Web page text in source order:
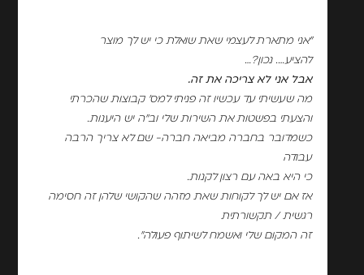
"אני מתארת לעצמי שאת שואלת כי יש לך מוצר
להציע…. נכון?…
אבל אני לא צריכה את זה.
מה שעשיתי עד עכשיו זה פניתי למס' קבוצות שהכרתי
והצעתי בפשטות את השירות שלי וב"ה יש היענות.
כשמדובר בחברה מביאה חברה- שם לא צריך הרבה
עבודה
כי היא באה עם רצון לקנות.
אז אם יש לך לקוחות שאת מזהה שהקושי שלהן זה חסימה
רגשית / תקשורתית
זה המקום שלי ואשמח לשיתוף פעולה".